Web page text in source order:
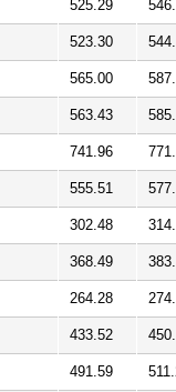
525.29
523.30
565.00
563.43
741.96
555.51
302.48
368.49
264.28
433.52
491.59